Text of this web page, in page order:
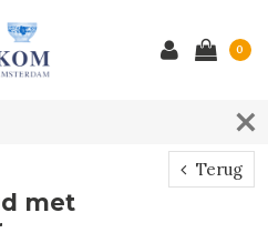
0
Terug
met